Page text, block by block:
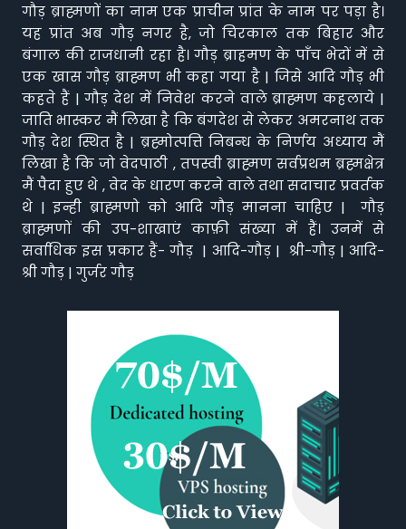
गौड़ ब्राह्मणों का नाम एक प्राचीन प्रांत के नाम पर पड़ा है।
यह प्रांत अब गौड़ नगर है, जो चिरकाल तक बिहार और
बंगाल की राजधानी रहा है। गौड़ ब्राहमण के पाँच भेदों में से
एक खास गौड़ ब्राह्मण भी कहा गया है | जिसे आदि गौड़ भी
कहते हैं | गौड़ देश में निवेश करने वाले ब्राह्मण कहलाये |
जाति भास्कर मैं लिखा है कि बंगदेश से लेकर अमरनाथ तक
गौड़ देश स्थित है | ब्रह्मोत्पत्ति निबन्ध के निर्णय अध्याय मैं
लिखा है कि जो वेदपाठी , तपस्वी ब्राह्मण सर्वप्रथम ब्रह्मक्षेत्र
मैं पैदा हुए थे , वेद के धारण करने वाले तथा सदाचार प्रवर्तक
थे | इन्ही ब्राह्मणो को आदि गौड़ मानना चाहिए | गौड़
ब्राह्मणों की उप-शाखाएं काफ़ी संख्या में हैं। उनमें से
सर्वाधिक इस प्रकार हैं- गौड़ | आदि-गौड़ | श्री-गौड़ | आदि-
श्री गौड़ | गुर्जर गौड़